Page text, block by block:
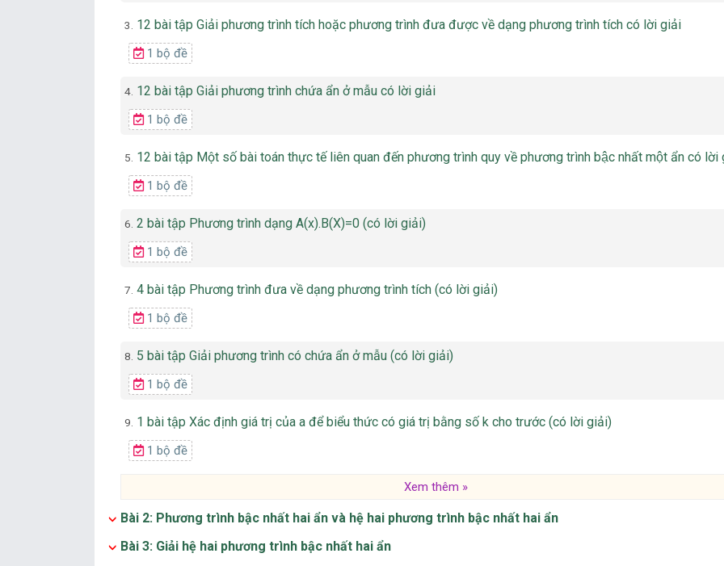
3. 12 bài tập Giải phương trình tích hoặc phương trình đưa được về dạng phương trình tích có lời giải
1 bộ đề
4. 12 bài tập Giải phương trình chứa ẩn ở mẫu có lời giải
1 bộ đề
5. 12 bài tập Một số bài toán thực tế liên quan đến phương trình quy về phương trình bậc nhất một ẩn có lời
1 bộ đề
6. 2 bài tập Phương trình dạng A(x).B(X)=0 (có lời giải)
1 bộ đề
7. 4 bài tập Phương trình đưa về dạng phương trình tích (có lời giải)
1 bộ đề
8. 5 bài tập Giải phương trình có chứa ẩn ở mẫu (có lời giải)
1 bộ đề
9. 1 bài tập Xác định giá trị của a để biểu thức có giá trị bằng số k cho trước (có lời giải)
1 bộ đề
Xem thêm »
Bài 2: Phương trình bậc nhất hai ẩn và hệ hai phương trình bậc nhất hai ẩn
Bài 3: Giải hệ hai phương trình bậc nhất hai ẩn